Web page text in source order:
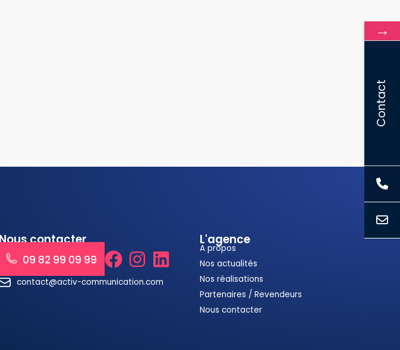
contacter
09 82 99 09 99
contact@activ-communication.com
L'agence
A propos
Nos actualités
Nos réalisations
Partenaires / Revendeurs
Nous contacter
→
Contact